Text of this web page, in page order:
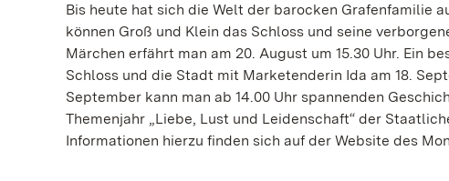
Bis heute hat sich die Welt der barocken Grafenfamilie
können Groß und Klein das Schloss und seine
Märchen erfährt man am 20. August um 15.30 Uhr. Ein
Schloss und die Stadt mit Marketenderin Ida am 18.
September kann man ab 14.00 Uhr spannenden
Themenjahr „Liebe, Lust und Leidenschaft“ der
Informationen hierzu finden sich auf der Website des